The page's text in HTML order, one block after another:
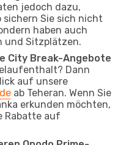
jedoch dazu,
Sie sich nicht
haben auch
und Sitzplätzen.
City Break-Angebote
Dann
auf unsere
ab Teheran. Wenn Sie
erkunden möchten,
Rabatte auf